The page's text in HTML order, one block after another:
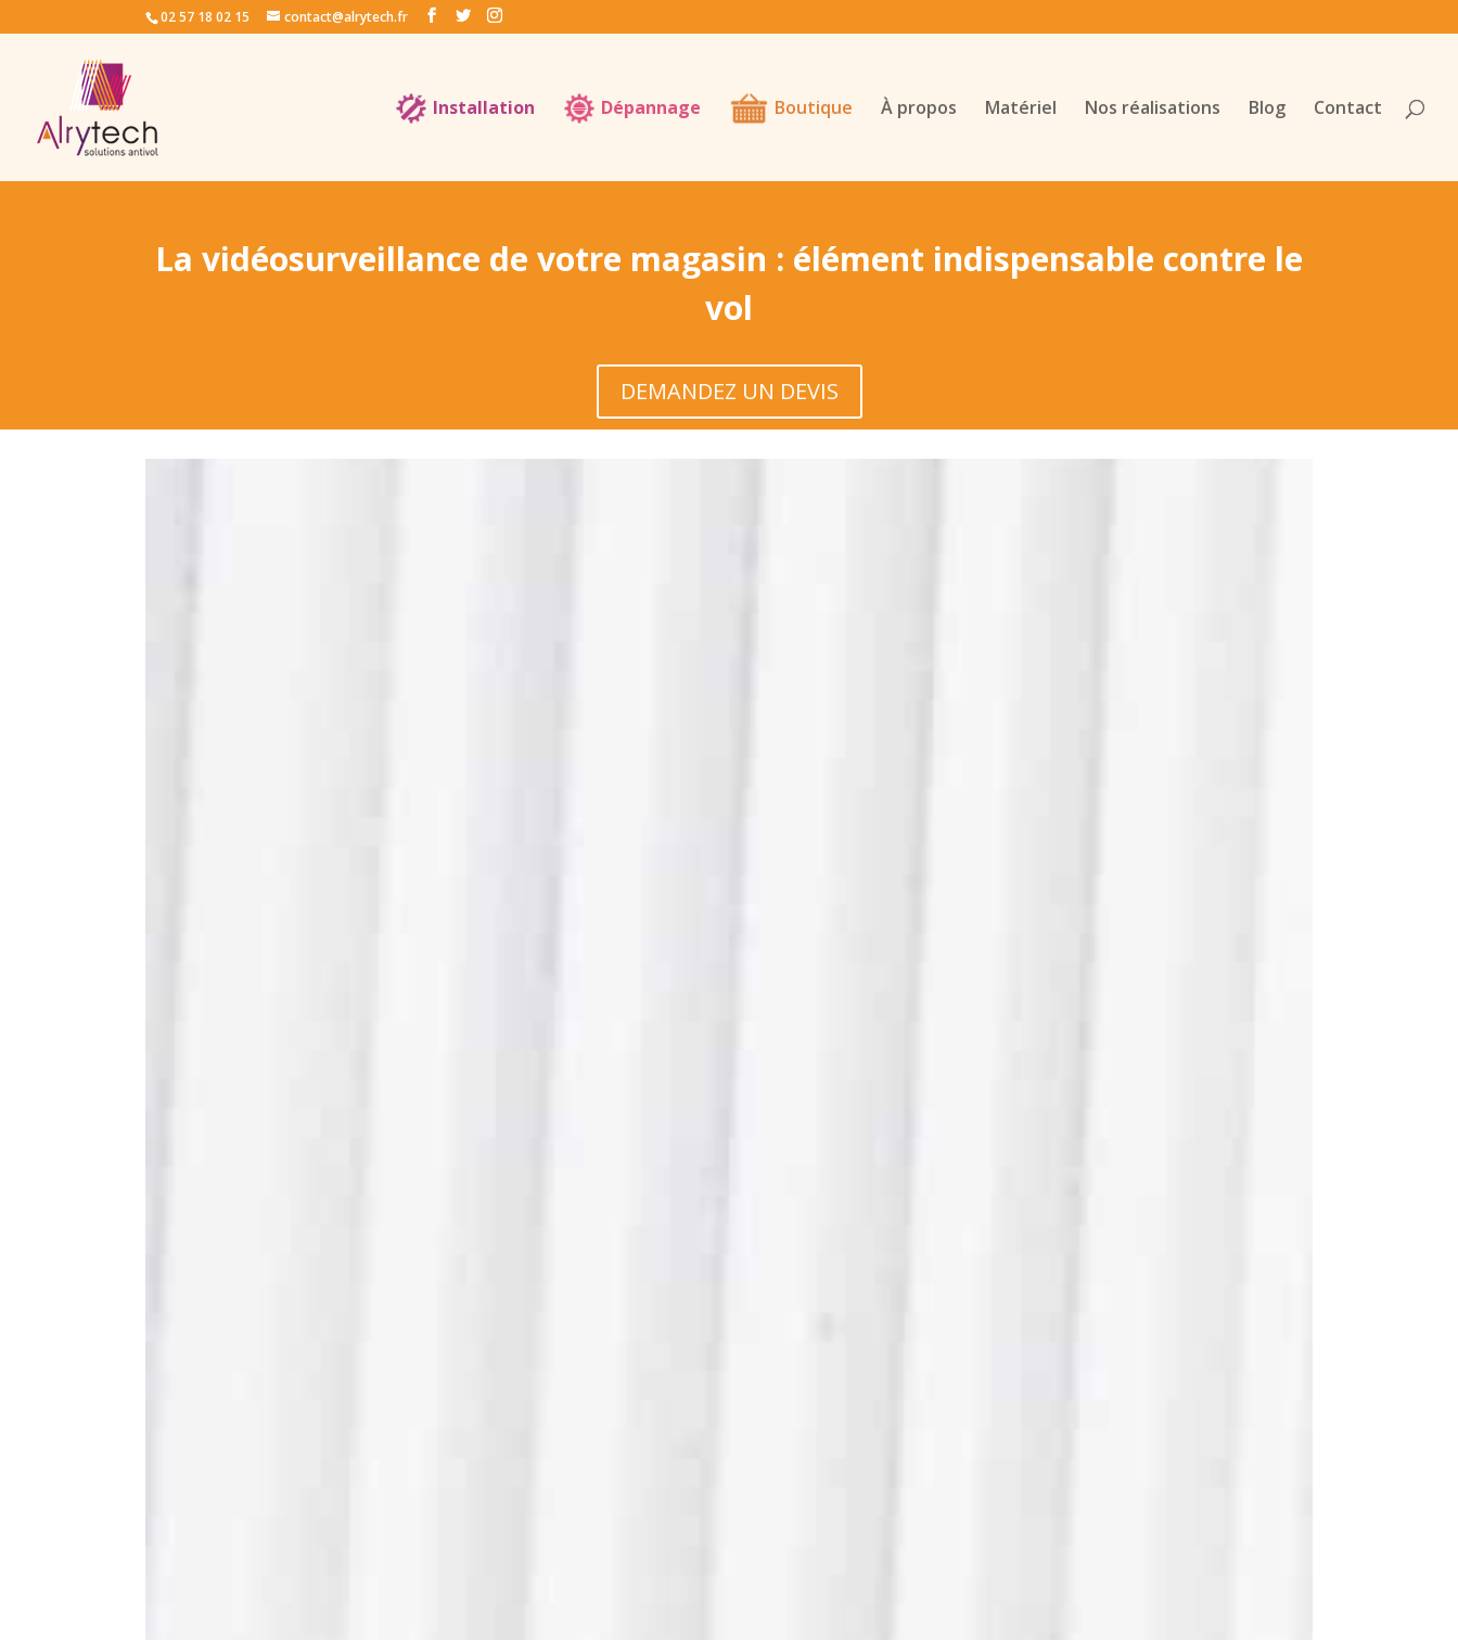
02 57 18 02 15 contact@alrytech.fr
Installation Dépannage Boutique À propos Matériel Nos réalisations Blog Contact
La vidéosurveillance de votre magasin : élément indispensable contre le
vol
DEMANDEZ UN DEVIS